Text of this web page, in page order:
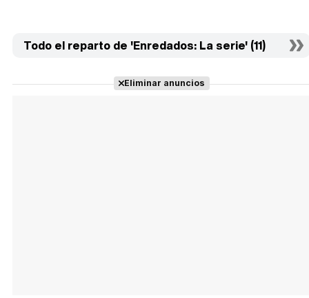
Todo el reparto de 'Enredados: La serie' (11)
Eliminar anuncios